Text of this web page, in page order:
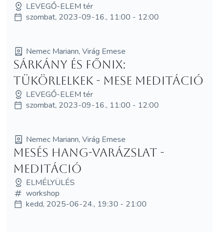
LEVEGŐ-ELEM tér
szombat, 2023-09-16., 11:00 - 12:00
Nemec Mariann, Virág Emese
Sárkány és Főnix:
Tükörlelkek - MESE MEDITÁCIÓ
LEVEGŐ-ELEM tér
szombat, 2023-09-16., 11:00 - 12:00
Nemec Mariann, Virág Emese
Mesés hang-varázslat -
meditáció
ELMÉLYÜLÉS
workshop
kedd, 2025-06-24., 19:30 - 21:00